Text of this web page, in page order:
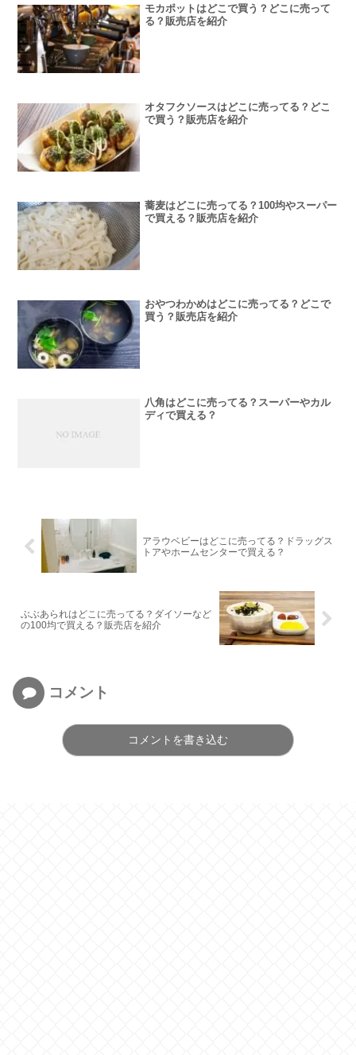
モカポットはどこで買う？どこに売って
る？販売店を紹介
オタフクソースはどこに売ってる？どこ
で買う？販売店を紹介
蕎麦はどこに売ってる？100均やスーパー
で買える？販売店を紹介
おやつわかめはどこに売ってる？どこで
買う？販売店を紹介
八角はどこに売ってる？スーパーやカル
ディで買える？
アラウベビーはどこに売ってる？ドラッグス
トアやホームセンターで買える？
ぶぶあられはどこに売ってる？ダイソーなど
の100均で買える？販売店を紹介
コメント
コメントを書き込む